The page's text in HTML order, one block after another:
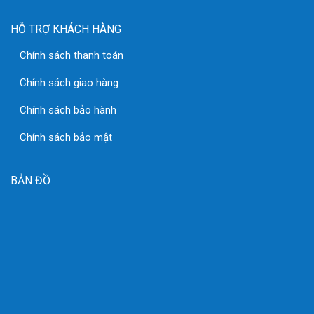
HỖ TRỢ KHÁCH HÀNG
Chính sách thanh toán
Chính sách giao hàng
Chính sách bảo hành
Chính sách bảo mật
BẢN ĐỒ